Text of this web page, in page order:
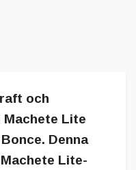
och
Lite
Denna
Lite-